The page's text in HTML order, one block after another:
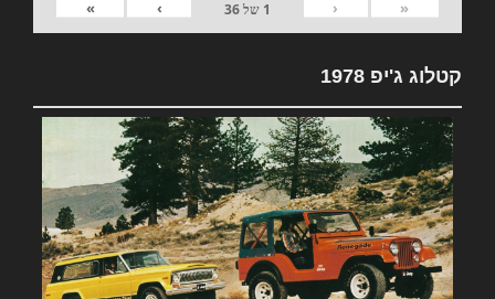
«
‹
1 של36
›
»
קטלוג ג'יפ 1978